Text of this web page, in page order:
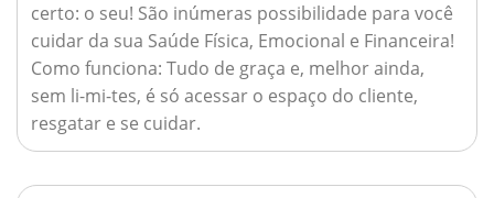
certo: o seu! São inúmeras possibilidade para você
cuidar da sua Saúde Física, Emocional e Financeira!
Como funciona: Tudo de graça e, melhor ainda,
sem li-mi-tes, é só acessar o espaço do cliente,
resgatar e se cuidar.